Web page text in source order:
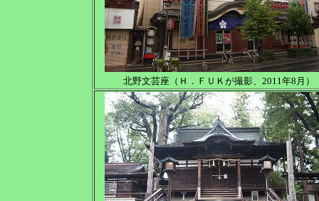
北野文芸座（Ｈ．ＦＵＫが撮影、2011年8月）